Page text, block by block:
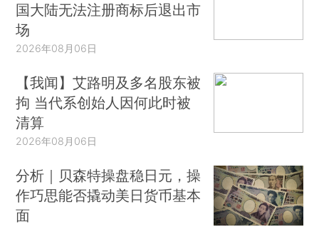
国大陆无法注册商标后退出市
场
2026年08月06日
【我闻】艾路明及多名股东被
拘 当代系创始人因何此时被
清算
2026年08月06日
分析｜贝森特操盘稳日元，操
作巧思能否撬动美日货币基本
面